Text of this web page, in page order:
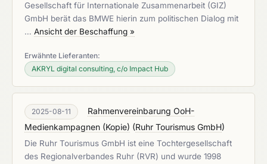
Gesellschaft für Internationale Zusammenarbeit (GIZ)
GmbH berät das BMWE hierin zum politischen Dialog mit
… Ansicht der Beschaffung »
Erwähnte Lieferanten:
AKRYL digital consulting, c/o Impact Hub
2025-08-11
Rahmenvereinbarung OoH-
Medienkampagnen (Kopie) (Ruhr Tourismus GmbH)
Die Ruhr Tourismus GmbH ist eine Tochtergesellschaft
des Regionalverbandes Ruhr (RVR) und wurde 1998